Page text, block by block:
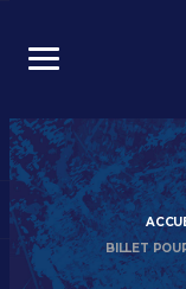
BILLET